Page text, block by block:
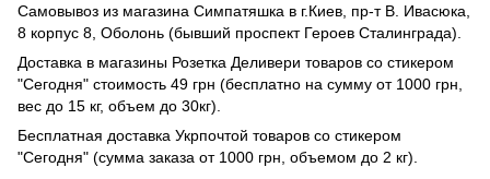
Самовывоз из магазина Симпатяшка в г.Киев, пр-т В. Ивасюка,
8 корпус 8, Оболонь (бывший проспект Героев Сталинграда).
Доставка в магазины Розетка Деливери товаров со стикером
"Сегодня" стоимость 49 грн (бесплатно на сумму от 1000 грн,
вес до 15 кг, объем до 30кг).
Бесплатная доставка Укрпочтой товаров со стикером
"Сегодня" (сумма заказа от 1000 грн, объемом до 2 кг).